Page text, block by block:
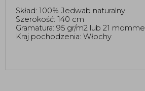
Skład: 100% Jedwab naturalny
Szerokość: 140 cm
Gramatura: 95 gr/m2 lub 21 momme
Kraj pochodzenia: Włochy